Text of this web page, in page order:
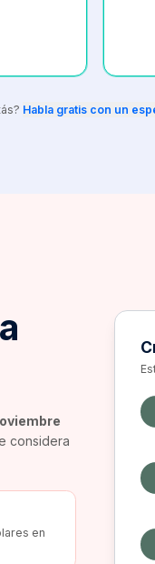
Habla gratis con un
considera
en